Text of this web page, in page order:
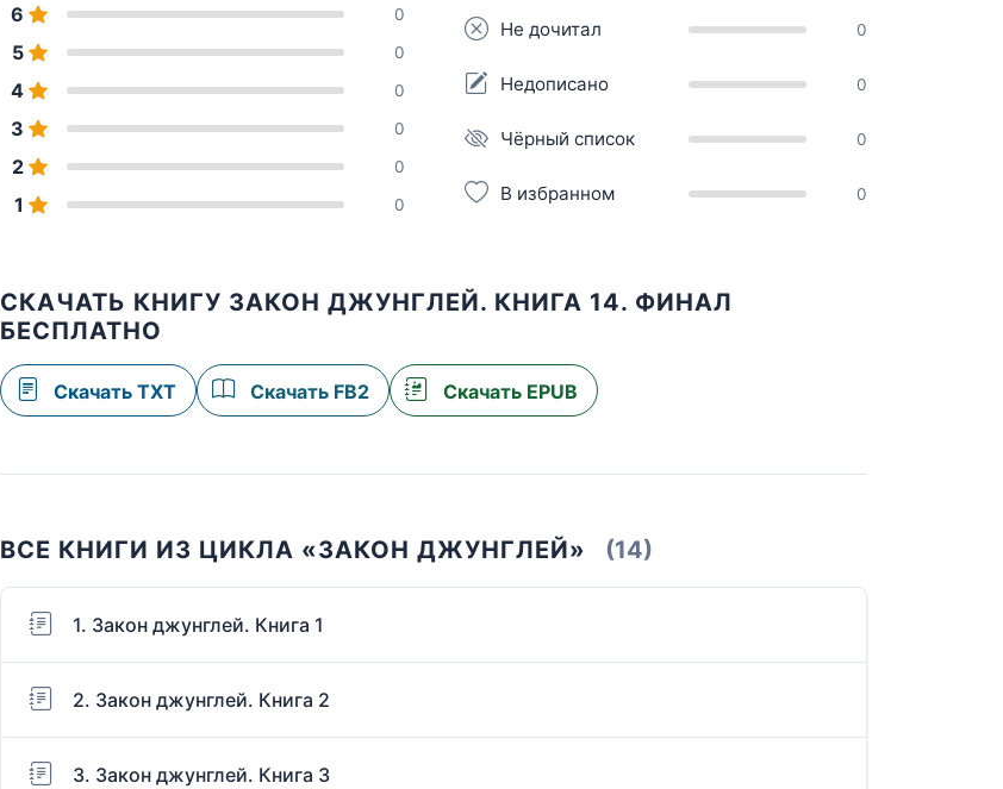
6 0
5 0
4 0
3 0
2 0
1 0
Не дочитал 0
Недописано 0
Чёрный список 0
В избранном 0
СКАЧАТЬ КНИГУ ЗАКОН ДЖУНГЛЕЙ. КНИГА 14. ФИНАЛ
БЕСПЛАТНО
Скачать TXT Скачать FB2 Скачать EPUB
ВСЕ КНИГИ ИЗ ЦИКЛА «ЗАКОН ДЖУНГЛЕЙ» (14)
1. Закон джунглей. Книга 1
2. Закон джунглей. Книга 2
3. Закон джунглей. Книга 3